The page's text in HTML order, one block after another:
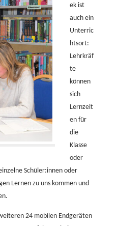
ek ist
auch ein
Unterric
htsort:
Lehrkräf
te
können
sich
Lernzeit
en für
die
Klasse
oder
Schüler:innen oder
Lernen zu uns kommen und
24 mobilen Endgeräten